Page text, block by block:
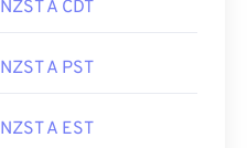
NZST A CDT
NZST A PST
NZST A EST